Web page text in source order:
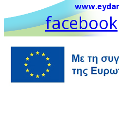
facebook